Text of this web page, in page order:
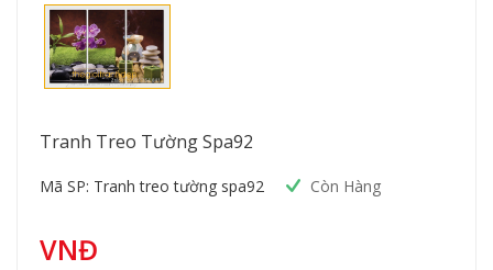
Tranh Treo Tường Spa92
Mã SP: Tranh treo tường spa92 Còn Hàng
VNĐ